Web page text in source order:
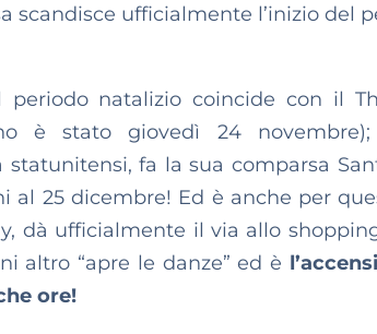
scandisce ufficialmente l’inizio del
periodo natalizio coincide con il
è stato giovedì 24
fa la sua comparsa
al 25 dicembre! Ed è anche per
dà ufficialmente il via allo
altro “apre le danze” ed è
ore!